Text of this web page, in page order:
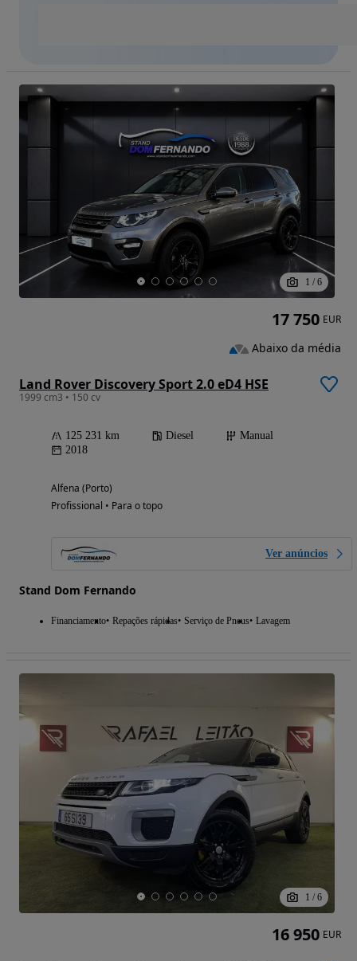
1 / 6
Land Rover Discovery Sport 2.0 eD4 HSE
1999 cm3 • 150 cv
125 231 km Diesel
Manual
2018
Alfena (Porto)
Profissional • Para o topo
Ver anúncios
Stand Dom Fernando
Financiamento Repações rápidas Serviço de Pneus Lavagem
17 750 EUR
Abaixo da média
1 / 6
16 950 EUR